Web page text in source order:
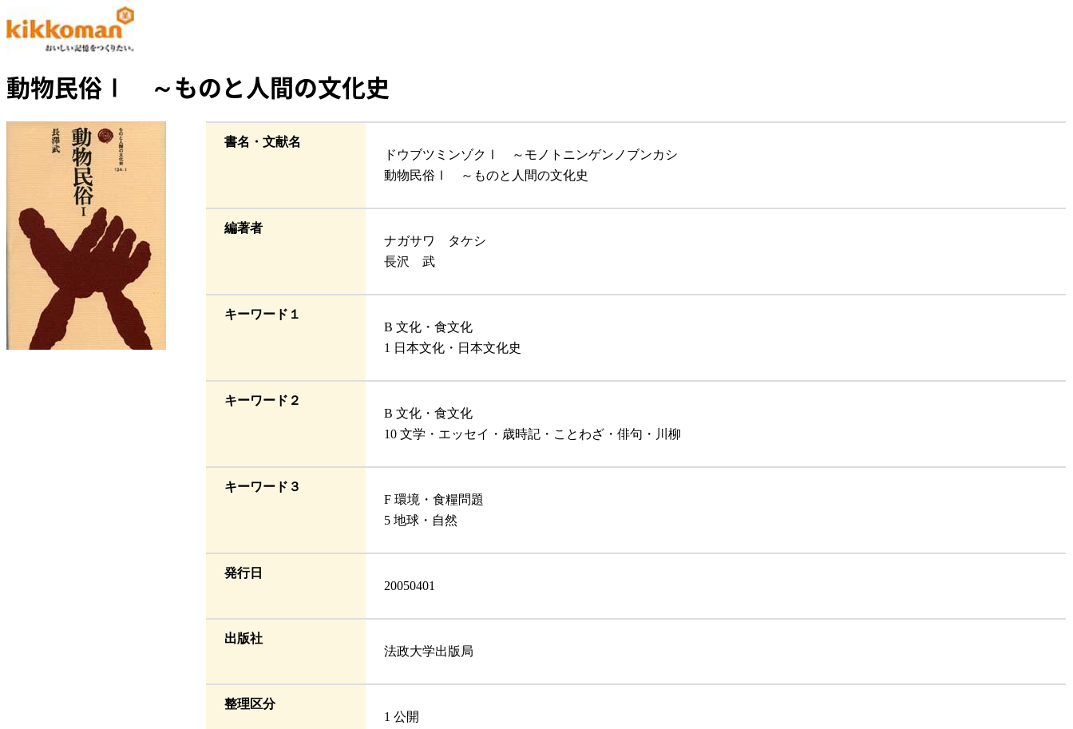
動物民俗Ⅰ ～ものと人間の文化史
書名・文献名
ドウブツミンゾクⅠ ～モノトニンゲンノブンカシ
動物民俗Ⅰ ～ものと人間の文化史
編著者
ナガサワ タケシ
長沢 武
キーワード１
B 文化・食文化
1 日本文化・日本文化史
キーワード２
B 文化・食文化
10 文学・エッセイ・歳時記・ことわざ・俳句・川柳
キーワード３
F 環境・食糧問題
5 地球・自然
発行日
20050401
出版社
法政大学出版局
整理区分
1 公開